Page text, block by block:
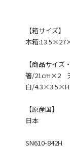
【箱サイズ】
木箱
【商品サイズ
箸/21cm×2
白/
【原産国】
日本
SN610-842H